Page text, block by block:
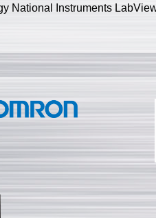
National Instruments